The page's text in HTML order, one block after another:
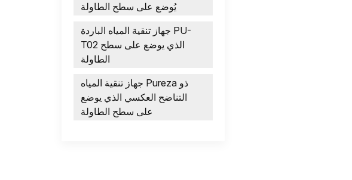
يُوضع على سطح الطاولة
جهاز تنقية المياه الباردة PU-
T02 الذي يوضع على سطح
الطاولة
جهاز تنقية المياه Pureza ذو
التناضح العكسي الذي يوضع
على سطح الطاولة